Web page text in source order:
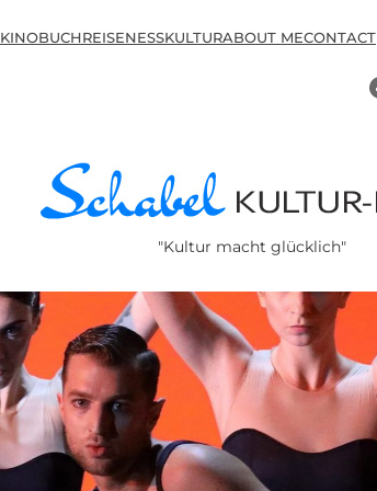
KINOBUCHREISENESSKULTURABOUT MECONTACT
"Kultur macht glücklich"